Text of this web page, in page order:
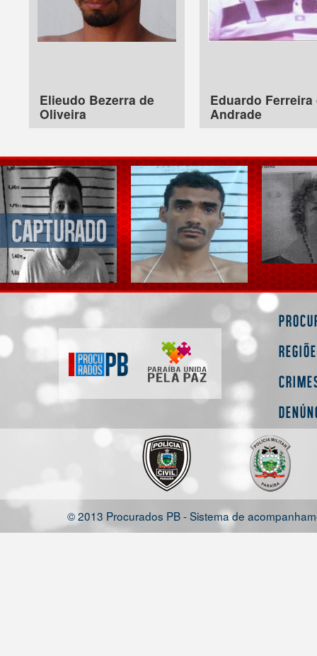
Elieudo Bezerra de
Oliveira
Eduardo Ferreira
Andrade
© 2013 Procurados PB - Sistema de